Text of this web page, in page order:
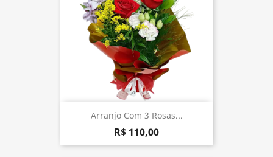
Arranjo Com 3 Rosas...
R$ 110,00